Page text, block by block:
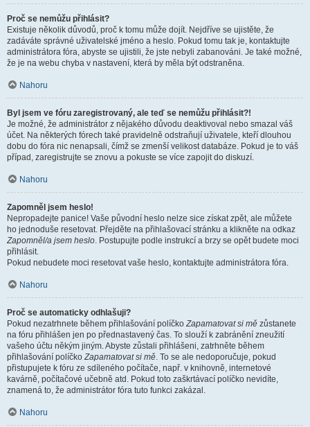
Proč se nemůžu přihlásit?
Existuje několik důvodů, proč k tomu může dojít. Nejdříve se ujistěte, že
zadáváte správné uživatelské jméno a heslo. Pokud tomu tak je, kontaktujte
administrátora fóra, abyste se ujistili, že jste nebyli zabanováni. Je také možné,
že je na webu chyba v nastavení, která by měla být odstraněna.
Nahoru
Byl jsem ve fóru zaregistrovaný, ale teď se nemůžu přihlásit?!
Je možné, že administrátor z nějakého důvodu deaktivoval nebo smazal váš
účet. Na některých fórech také pravidelně odstraňují uživatele, kteří dlouhou
dobu do fóra nic nenapsali, čímž se zmenší velikost databáze. Pokud je to váš
případ, zaregistrujte se znovu a pokuste se více zapojit do diskuzí.
Nahoru
Zapomněl jsem heslo!
Nepropadejte panice! Vaše původní heslo nelze sice získat zpět, ale můžete
ho jednoduše resetovat. Přejděte na přihlašovací stránku a klikněte na odkaz
Zapomněl/a jsem heslo. Postupujte podle instrukcí a brzy se opět budete moci
přihlásit.
Pokud nebudete moci resetovat vaše heslo, kontaktujte administrátora fóra.
Nahoru
Proč se automaticky odhlašuji?
Pokud nezatrhnete během přihlašování políčkoZapamatovat si mě zůstanete
na fóru přihlášen jen po přednastavený čas. To slouží k zabránění zneužití
vašeho účtu někým jiným. Abyste zůstali přihlášeni, zatrhněte během
přihlašování políčkoZapamatovat si mě. To se ale nedoporučuje, pokud
přistupujete k fóru ze sdíleného počítače, např. v knihovně, internetové
kavárně, počítačové učebně atd. Pokud toto zaškrtávací políčko nevidíte,
znamená to, že administrátor fóra tuto funkci zakázal.
Nahoru